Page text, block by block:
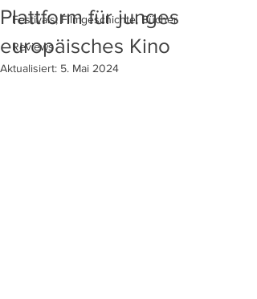
Festivals, Filmgeschichte, Bücher
Reviews
Plattform für junges
europäisches Kino
Aktualisiert: 5. Mai 2024